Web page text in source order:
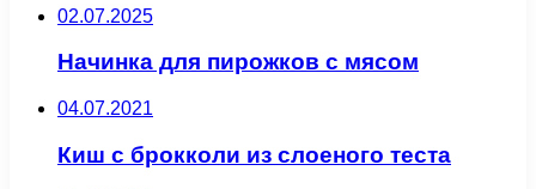
02.07.2025
Начинка для пирожков с мясом
04.07.2021
Киш с брокколи из слоеного теста